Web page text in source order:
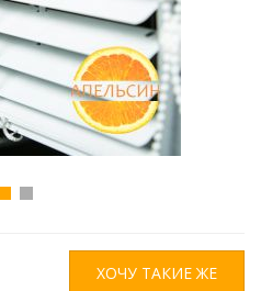
ХОЧУ ТАКИЕ ЖЕ